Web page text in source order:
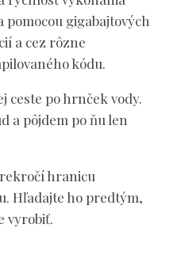
gigabajtových
a cez rôzne
kódu.
ceste po hrnček vody.
a pôjdem po ňu len
hranicu
Hľadajte ho predtým,
vyrobiť.